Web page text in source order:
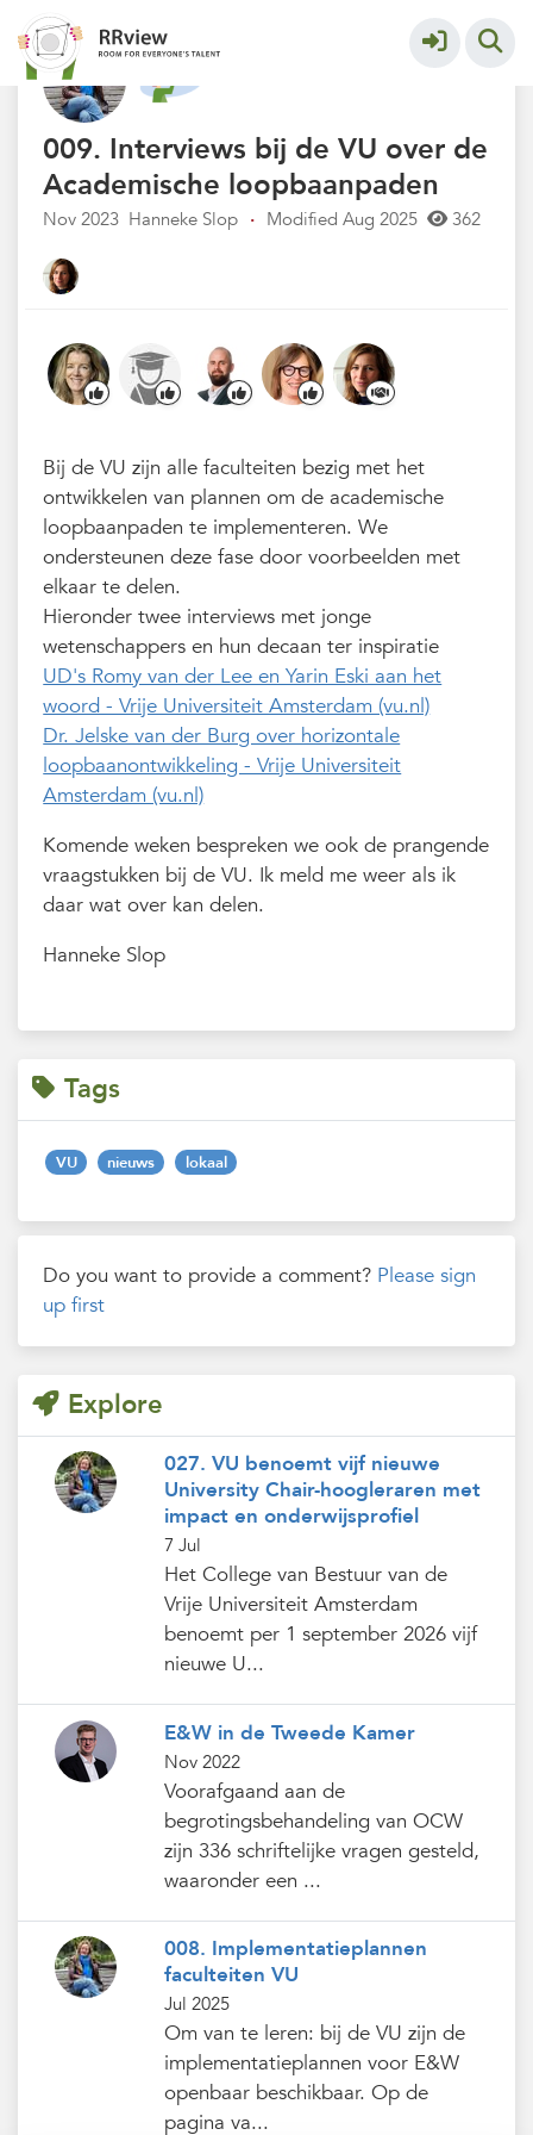
Nieuwsrubriek
009. Interviews bij de VU over de
Academische loopbaanpaden
Nov 2023 Hanneke Slop · Modified Aug 2025 362
Bij de VU zijn alle faculteiten bezig met het
ontwikkelen van plannen om de academische
loopbaanpaden te implementeren. We
ondersteunen deze fase door voorbeelden met
elkaar te delen.
Hieronder twee interviews met jonge
wetenschappers en hun decaan ter inspiratie
UD's Romy van der Lee en Yarin Eski aan het
woord - Vrije Universiteit Amsterdam (vu.nl)
Dr. Jelske van der Burg over horizontale
loopbaanontwikkeling - Vrije Universiteit
Amsterdam (vu.nl)
Komende weken bespreken we ook de prangende
vraagstukken bij de VU. Ik meld me weer als ik
daar wat over kan delen.
Hanneke Slop
Tags
VU nieuws lokaal
Do you want to provide a comment? Please sign
up first
Explore
027. VU benoemt vijf nieuwe
University Chair-hoogleraren met
impact en onderwijsprofiel
7 Jul
Het College van Bestuur van de
Vrije Universiteit Amsterdam
benoemt per 1 september 2026 vijf
nieuwe U...
E&W in de Tweede Kamer
Nov 2022
Voorafgaand aan de
begrotingsbehandeling van OCW
zijn 336 schriftelijke vragen gesteld,
waaronder een ...
008. Implementatieplannen
faculteiten VU
Jul 2025
Om van te leren: bij de VU zijn de
implementatieplannen voor E&W
openbaar beschikbaar. Op de
pagina va...